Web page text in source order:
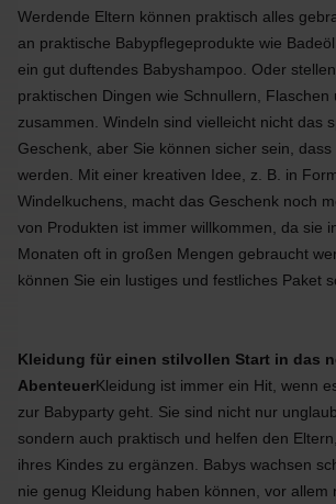
Werdende Eltern können praktisch alles
an praktische Babypflegeprodukte wie
ein gut duftendes Babyshampoo. Oder
praktischen Dingen wie Schnullern, Flaschen
zusammen. Windeln sind vielleicht nicht das
Geschenk, aber Sie können sicher sein, dass
werden. Mit einer kreativen Idee, z. B. in
Windelkuchens, macht das Geschenk noch
von Produkten ist immer willkommen, da sie
Monaten oft in großen Mengen gebraucht
können Sie ein lustiges und festliches Paket
Kleidung für einen stilvollen Start in das
AbenteuerKleidung ist immer ein Hit, wenn
zur Babyparty geht. Sie sind nicht nur
sondern auch praktisch und helfen den
ihres Kindes zu ergänzen. Babys wachsen
nie genug Kleidung haben können, vor allem